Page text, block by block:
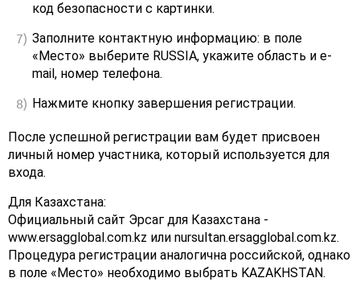
код безопасности с картинки.
Заполните контактную информацию: в поле
«Место» выберите RUSSIA, укажите область и e-
mail, номер телефона.
Нажмите кнопку завершения регистрации.
После успешной регистрации вам будет присвоен
личный номер участника, который используется для
входа.
Для Казахстана:
Официальный сайт Эрсаг для Казахстана -
www.ersagglobal.com.kz или nursultan.ersagglobal.com.kz.
Процедура регистрации аналогична российской, однако
в поле «Место» необходимо выбрать KAZAKHSTAN.